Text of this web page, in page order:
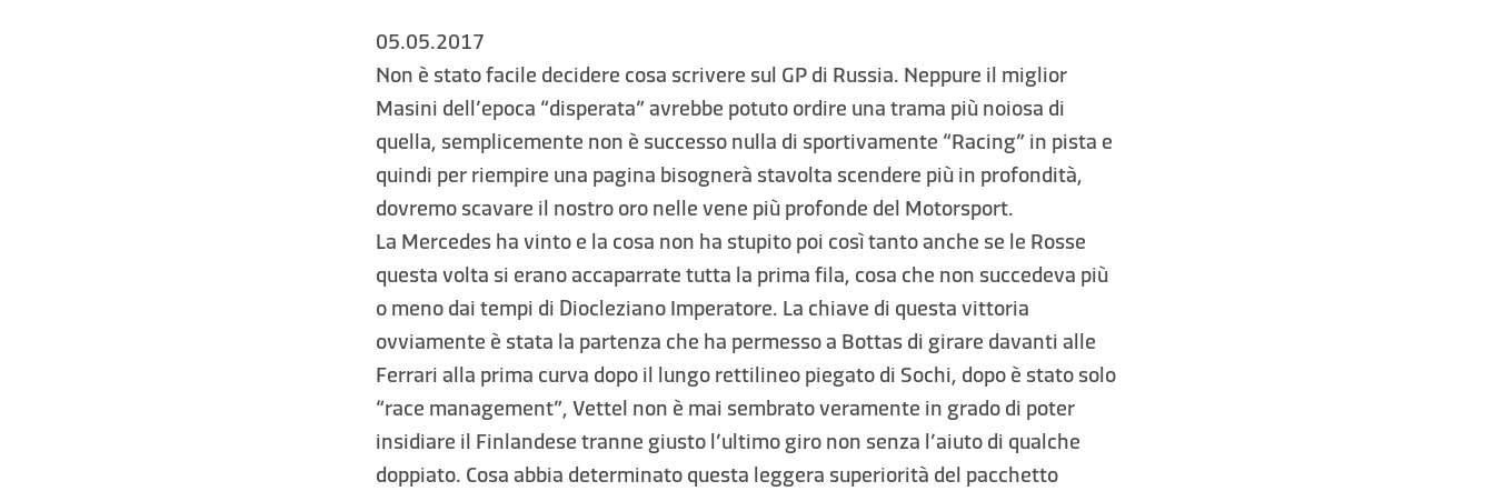
05.05.2017
Non è stato facile decidere cosa scrivere sul GP di Russia. Neppure il miglior
Masini dell’epoca “disperata” avrebbe potuto ordire una trama più noiosa di
quella, semplicemente non è successo nulla di sportivamente “Racing” in pista e
quindi per riempire una pagina bisognerà stavolta scendere più in profondità,
dovremo scavare il nostro oro nelle vene più profonde del Motorsport.
La Mercedes ha vinto e la cosa non ha stupito poi così tanto anche se le Rosse
questa volta si erano accaparrate tutta la prima fila, cosa che non succedeva più
o meno dai tempi di Diocleziano Imperatore. La chiave di questa vittoria
ovviamente è stata la partenza che ha permesso a Bottas di girare davanti alle
Ferrari alla prima curva dopo il lungo rettilineo piegato di Sochi, dopo è stato solo
“race management”, Vettel non è mai sembrato veramente in grado di poter
insidiare il Finlandese tranne giusto l’ultimo giro non senza l’aiuto di qualche
doppiato. Cosa abbia determinato questa leggera superiorità del pacchetto